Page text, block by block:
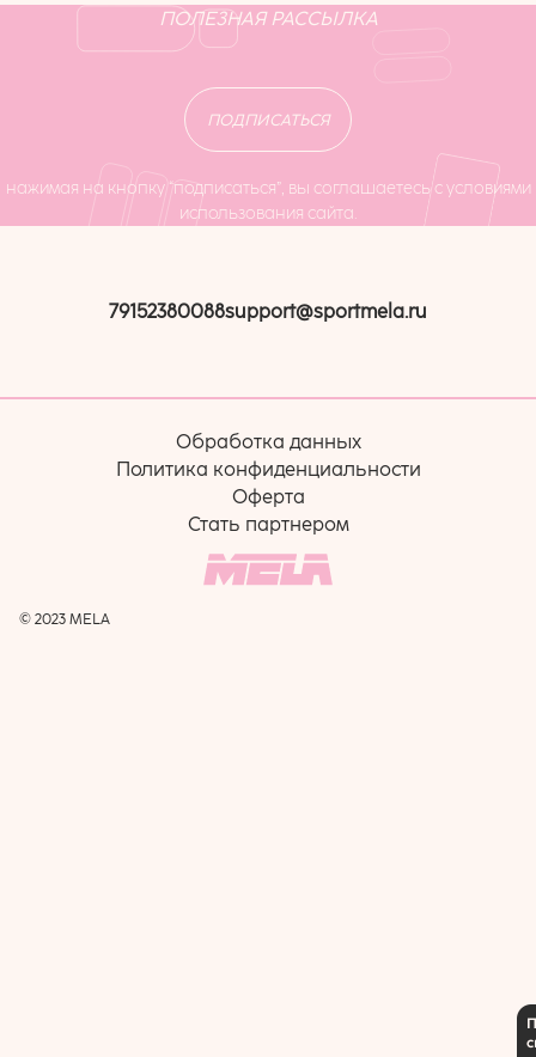
ПОЛЕЗНАЯ РАССЫЛКА
ПОДПИСАТЬСЯ
нажимая на кнопку “подписаться”, вы соглашаетесь с условиями
использования сайта.
79152380088support@sportmela.ru
Обработка данных
Политика конфиденциальности
Оферта
Стать партнером
© 2023 MELA